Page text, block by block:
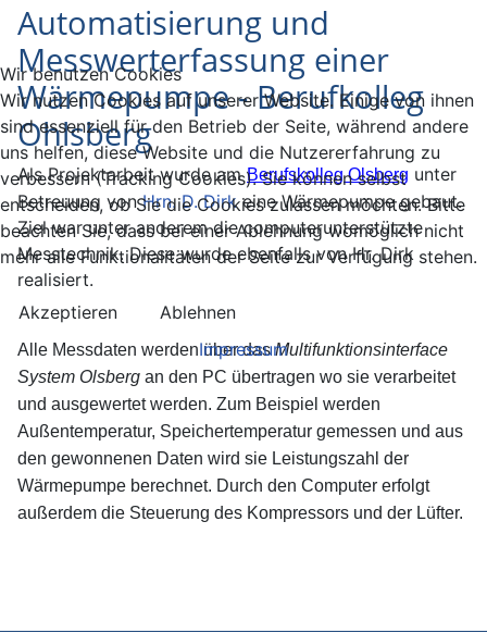
Automatisierung und
Messwerterfassung einer
Wärmepumpe - Berufkolleg
Ohlsberg
Als Projektarbeit wurde amBerufskolleg Olsberg unter
Betreuung vonHrn. D. Dirkeine Wärmepumpe gebaut.
Ziel war unter anderem die computerunterstützte
Messtechnik. Diese wurde ebenfalls von Hr. Dirk
realisiert.
Alle Messdaten werden über dasMultifunktionsinterface
System Olsberg an den PC übertragen wo sie verarbeitet
und ausgewertet werden. Zum Beispiel werden
Außentemperatur, Speichertemperatur gemessen und aus
den gewonnenen Daten wird sie Leistungszahl der
Wärmepumpe berechnet. Durch den Computer erfolgt
außerdem die Steuerung des Kompressors und der Lüfter.
Wir benutzen Cookies
Wir nutzen Cookies auf unserer Website. Einige von ihnen
sind essenziell für den Betrieb der Seite, während andere
uns helfen, diese Website und die Nutzererfahrung zu
verbessern (Tracking Cookies). Sie können selbst
entscheiden, ob Sie die Cookies zulassen möchten. Bitte
beachten Sie, dass bei einer Ablehnung womöglich nicht
mehr alle Funktionalitäten der Seite zur Verfügung stehen.
Akzeptieren
Ablehnen
Impressum